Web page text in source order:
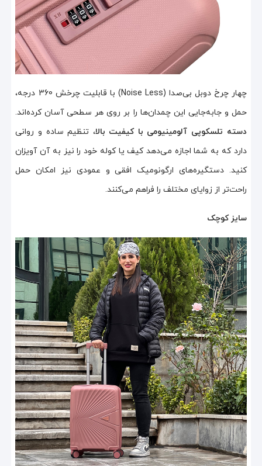
چهار چرخ دوبل بی‌صدا (Noise Less) با قابلیت چرخش 360 درجه،
حمل و جابه‌جایی این چمدان‌ها را بر روی هر سطحی آسان کرده‌اند.
دسته تلسکوپی آلومینیومی با کیفیت بالا، تنظیم ساده و روانی
دارد که به شما اجازه می‌دهد کیف یا کوله خود را نیز به آن آویزان
کنید. دستگیره‌های ارگونومیک افقی و عمودی نیز امکان حمل
راحت‌تر از زوایای مختلف را فراهم می‌کنند.
سایز کوچک